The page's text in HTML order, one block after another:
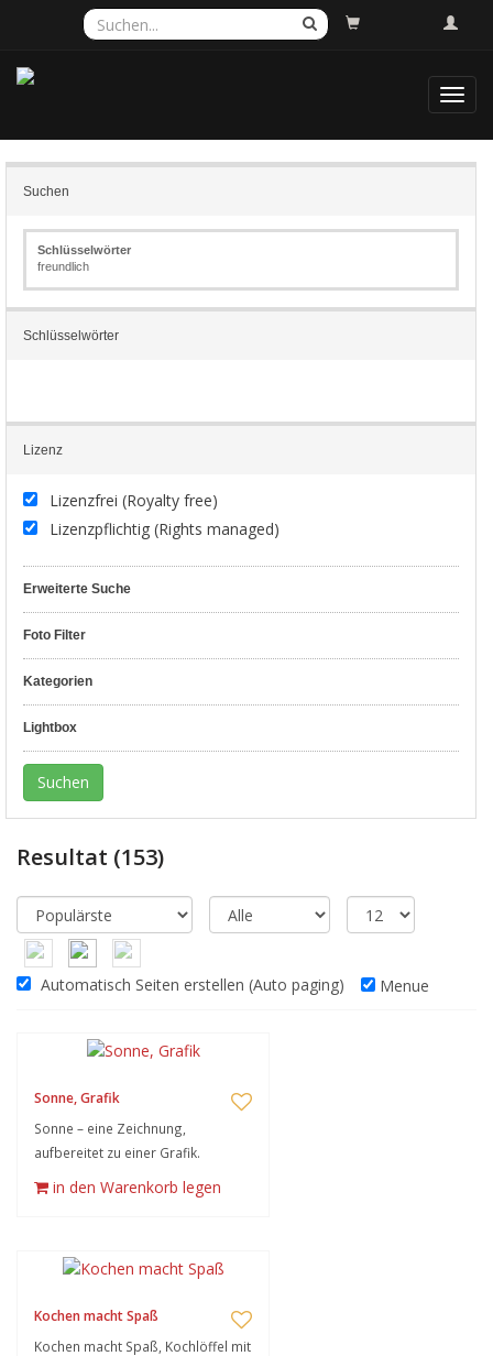
Suchen
Schlüsselwörter
freundlich
Schlüsselwörter
Lizenz
Lizenzfrei (Royalty free)
Lizenzpflichtig (Rights managed)
Erweiterte Suche
Foto Filter
Kategorien
Lightbox
Resultat (153)
Automatisch Seiten erstellen (Auto paging) Menue
Sonne, Grafik
Sonne – eine Zeichnung,
aufbereitet zu einer Grafik.
in den Warenkorb legen
Kochen macht Spaß
Kochen macht Spaß, Kochlöffel mit